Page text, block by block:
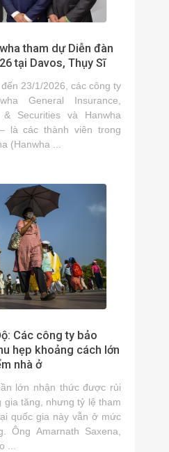
tham dự Diễn đàn
tại Davos, Thụy Sĩ
23/1/2026, các công ty
General Insurance,
& Securities và Hanwha
là các thành viên trong
(Hanwha ...
Các công ty bảo
hẹp khoảng cách lớn
nhà ở
lớn nhận thức được rủi
gia tăng, nhưng tỷ lệ tham
quốc gia này vẫn ở mức
Ông Amarnath Saxena,
...